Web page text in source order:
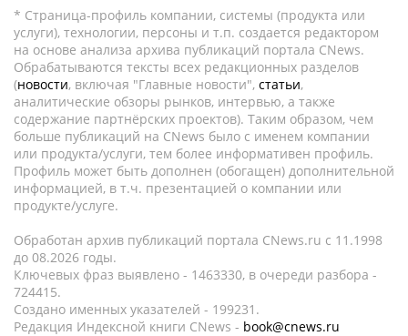
* Страница-профиль компании, системы (продукта или
услуги), технологии, персоны и т.п. создается редактором
на основе анализа архива публикаций портала CNews.
Обрабатываются тексты всех редакционных разделов
(новости, включая "Главные новости", статьи,
аналитические обзоры рынков, интервью, а также
содержание партнёрских проектов). Таким образом, чем
больше публикаций на CNews было с именем компании
или продукта/услуги, тем более информативен профиль.
Профиль может быть дополнен (обогащен) дополнительной
информацией, в т.ч. презентацией о компании или
продукте/услуге.
Обработан архив публикаций портала CNews.ru c 11.1998
до 08.2026 годы.
Ключевых фраз выявлено - 1463330, в очереди разбора -
724415.
Создано именных указателей - 199231.
Редакция Индексной книги CNews - book@cnews.ru